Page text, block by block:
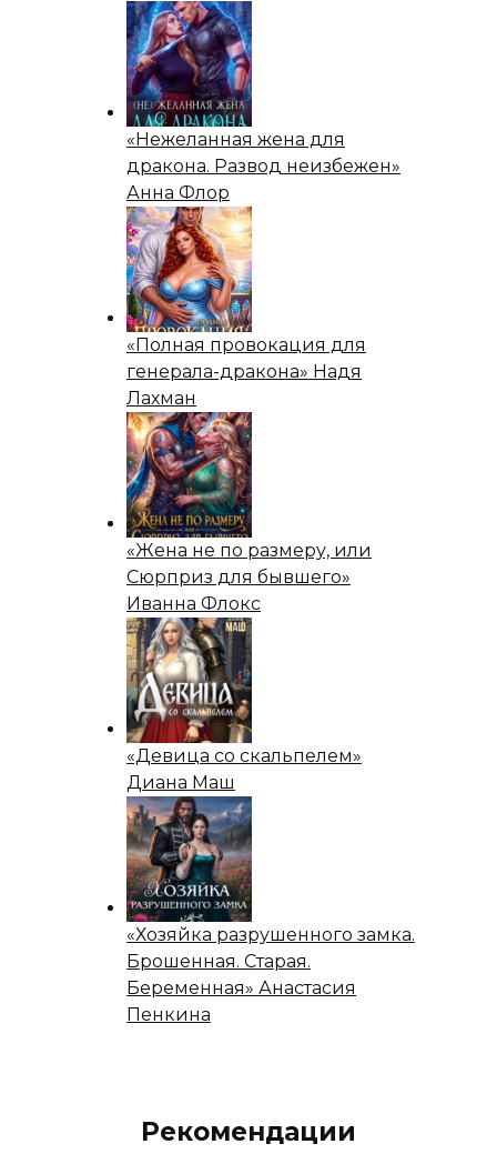
«Нежеланная жена для
дракона. Развод неизбежен»
Анна Флор
«Полная провокация для
генерала-дракона» Надя
Лахман
«Жена не по размеру, или
Сюрприз для бывшего»
Иванна Флокс
«Девица со скальпелем»
Диана Маш
«Хозяйка разрушенного замка.
Брошенная. Старая.
Беременная» Анастасия
Пенкина
Рекомендации